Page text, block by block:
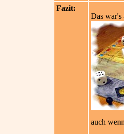
Fazit:
Das war's
auch